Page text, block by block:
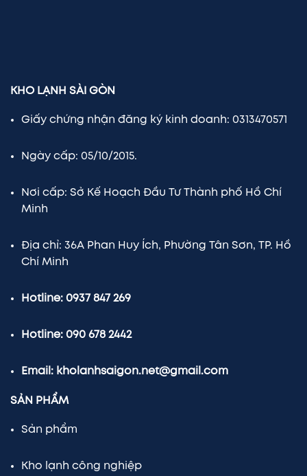
KHO LẠNH SÀI GÒN
Giấy chứng nhận đăng ký kinh doanh: 0313470571
Ngày cấp: 05/10/2015.
Nơi cấp: Sở Kế Hoạch Đầu Tư Thành phố Hồ Chí
Minh
Địa chỉ: 36A Phan Huy Ích, Phường Tân Sơn, TP. Hồ
Chí Minh
Hotline: 0937 847 269
Hotline: 090 678 2442
Email: kholanhsaigon.net@gmail.com
SẢN PHẨM
Sản phẩm
Kho lạnh công nghiệp